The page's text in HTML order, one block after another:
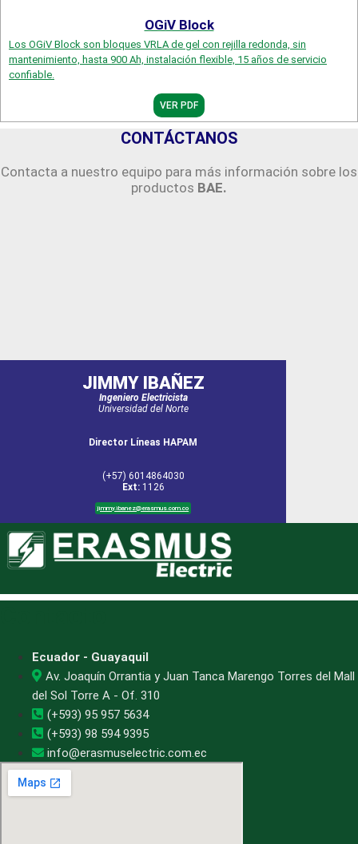
OGiV Block
Los OGiV Block son bloques VRLA de gel con rejilla redonda, sin
mantenimiento, hasta 900 Ah, instalación flexible, 15 años de servicio
confiable.
VER PDF
CONTÁCTANOS
Contacta a nuestro equipo para más información sobre los
productos BAE.
JIMMY IBAÑEZ
Ingeniero Electricista
Universidad del Norte
Director Líneas HAPAM
(+57) 6014864030
Ext:1126
jimmy.ibanez@erasmus.com.co
Ecuador - Guayaquil
Av. Joaquín Orrantia y Juan Tanca Marengo Torres del Mall
del Sol Torre A - Of. 310
(+593) 95 957 5634
(+593) 98 594 9395
info@erasmuselectric.com.ec